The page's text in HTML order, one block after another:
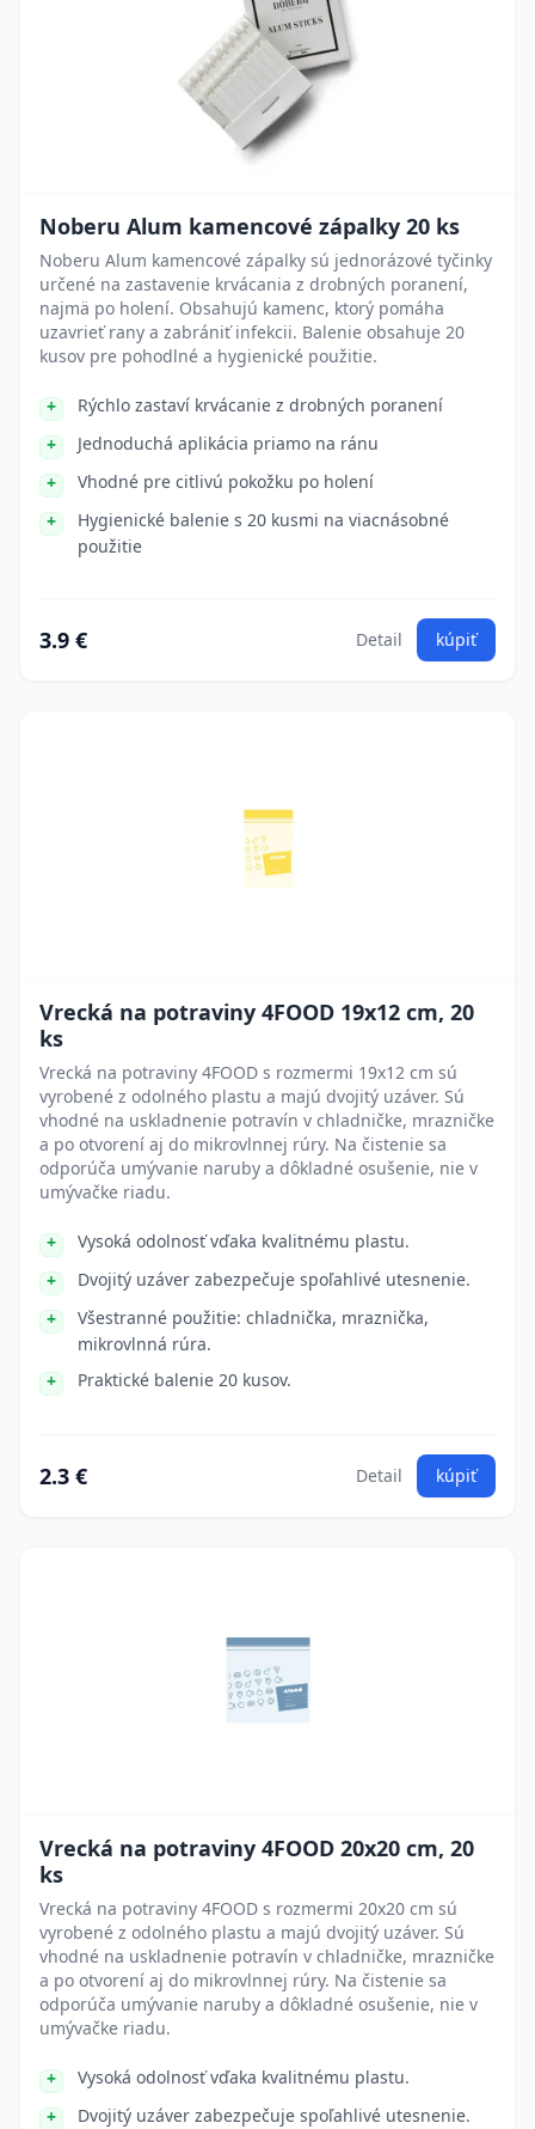
Noberu Alum kamencové zápalky 20 ks
Noberu Alum kamencové zápalky sú jednorázové tyčinky
určené na zastavenie krvácania z drobných poranení,
najmä po holení. Obsahujú kamenc, ktorý pomáha
uzavrieť rany a zabrániť infekcii. Balenie obsahuje 20
kusov pre pohodlné a hygienické použitie.
Rýchlo zastaví krvácanie z drobných poranení
Jednoduchá aplikácia priamo na ránu
Vhodné pre citlivú pokožku po holení
Hygienické balenie s 20 kusmi na viacnásobné
použitie
3.9 € Detail kúpiť
Vrecká na potraviny 4FOOD 19x12 cm, 20
ks
Vrecká na potraviny 4FOOD s rozmermi 19x12 cm sú
vyrobené z odolného plastu a majú dvojitý uzáver. Sú
vhodné na uskladnenie potravín v chladničke, mrazničke
a po otvorení aj do mikrovlnnej rúry. Na čistenie sa
odporúča umývanie naruby a dôkladné osušenie, nie v
umývačke riadu.
Vysoká odolnosť vďaka kvalitnému plastu.
Dvojitý uzáver zabezpečuje spoľahlivé utesnenie.
Všestranné použitie: chladnička, mraznička,
mikrovlnná rúra.
Praktické balenie 20 kusov.
2.3 € Detail kúpiť
Vrecká na potraviny 4FOOD 20x20 cm, 20
ks
Vrecká na potraviny 4FOOD s rozmermi 20x20 cm sú
vyrobené z odolného plastu a majú dvojitý uzáver. Sú
vhodné na uskladnenie potravín v chladničke, mrazničke
a po otvorení aj do mikrovlnnej rúry. Na čistenie sa
odporúča umývanie naruby a dôkladné osušenie, nie v
umývačke riadu.
Vysoká odolnosť vďaka kvalitnému plastu.
Dvojitý uzáver zabezpečuje spoľahlivé utesnenie.